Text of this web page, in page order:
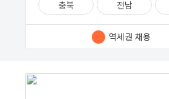
충북
전남
역세권 채용